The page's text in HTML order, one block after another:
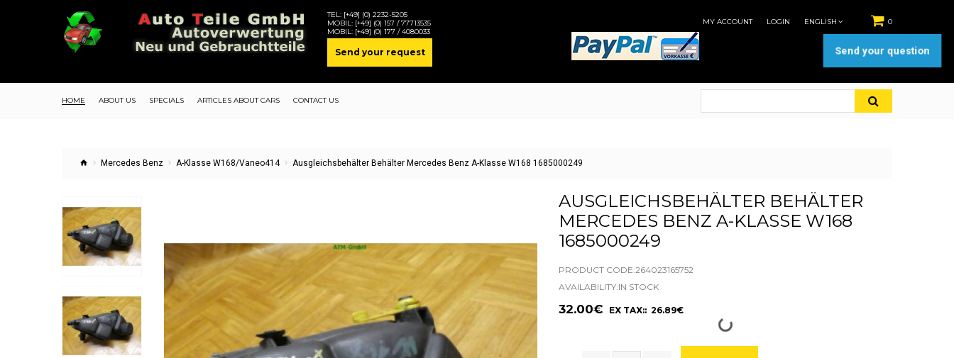
TEL: [+49] (0) 2232-5205
MOBIL: [+49] (0) 157 / 77713535
MOBIL: [+49] (0) 177 / 4080033
Send your request
0
MY ACCOUNT LOGIN ENGLISH
HOME ABOUT US SPECIALS ARTICLES ABOUT CARS CONTACT US
Mercedes Benz A-Klasse W168/Vaneo414 Ausgleichsbehälter Behälter Mercedes Benz A-Klasse W168 1685000249
AUSGLEICHSBEHÄLTER BEHÄLTER
MERCEDES BENZ A-KLASSE W168
1685000249
PRODUCT CODE:264023165752
AVAILABILITY:IN STOCK
32.00€ EX TAX:: 26.89€
Send your question